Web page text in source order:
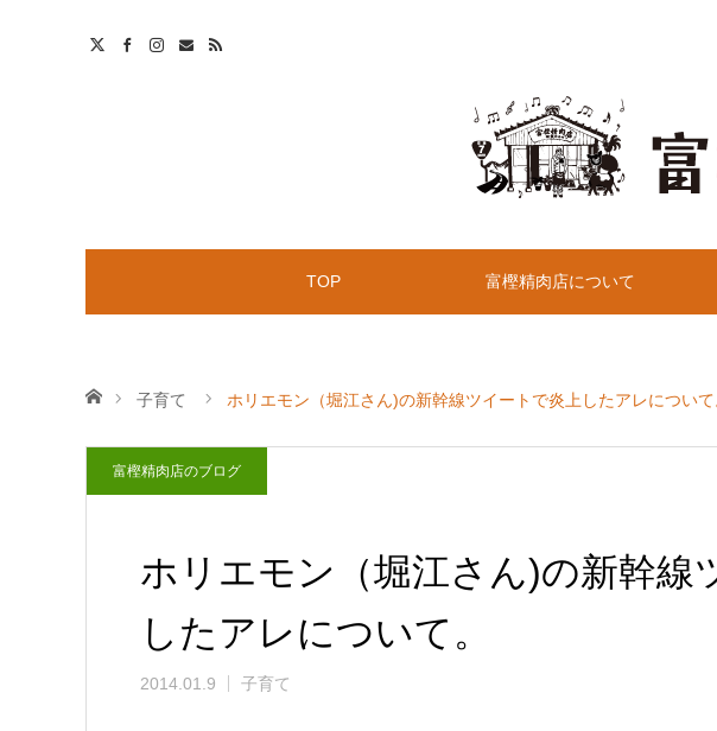
TOP 富樫精肉店について
ホーム子育て ホリエモン（堀江さん)の新幹線ツイートで炎上したアレについて
富樫精肉店のブログ
ホリエモン（堀江さん)の新幹線
したアレについて。
2014.01.9 子育て